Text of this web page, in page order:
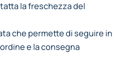
la freschezza del
che permette di seguire in
e la consegna